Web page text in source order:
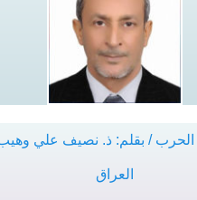
الحرب / بقلم: ذ. نصيف علي
العراق